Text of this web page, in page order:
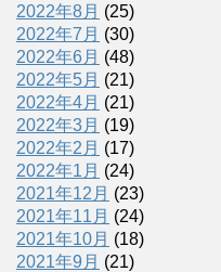
2022年8月 (25)
2022年7月 (30)
2022年6月 (48)
2022年5月 (21)
2022年4月 (21)
2022年3月 (19)
2022年2月 (17)
2022年1月 (24)
2021年12月 (23)
2021年11月 (24)
2021年10月 (18)
2021年9月 (21)